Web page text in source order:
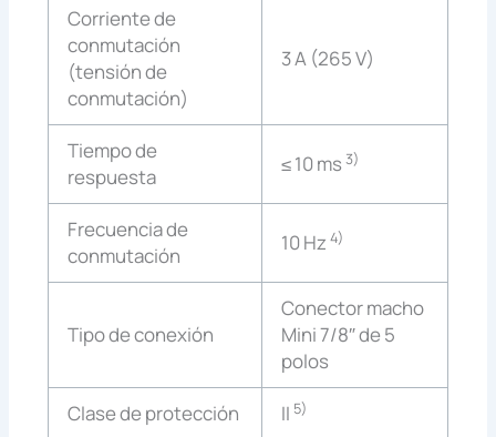
Corriente de
conmutación
(tensión de
conmutación)
3 A (265 V)
Tiempo de
respuesta
≤ 10 ms3)
Frecuencia de
conmutación
10 Hz 4)
Tipo de conexión
Conector macho
Mini 7/8″ de 5
polos
Clase de protección II 5)